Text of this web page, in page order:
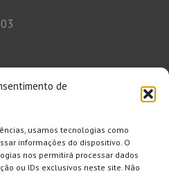
de
usamos tecnologias como
informações do dispositivo. O
nos permitirá processar dados
ou IDs exclusivos neste site. Não
250